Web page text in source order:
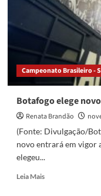
ao
Sevilla
Campeonato Brasileiro -
Botafogo elege
Renata Brandão
(Fonte: Divulgação/
novo entrará em vigor
elegeu...
Leia MaisRead